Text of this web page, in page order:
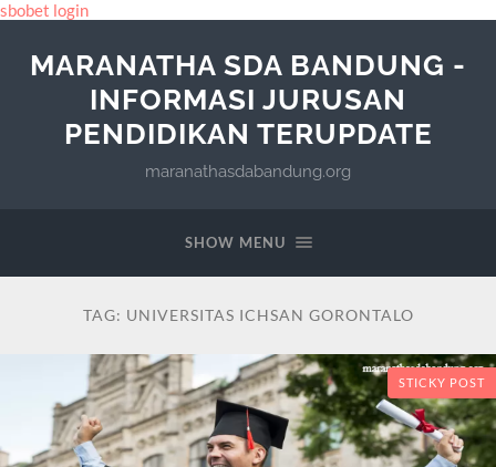
sbobet login
MARANATHA SDA BANDUNG -
INFORMASI JURUSAN
PENDIDIKAN TERUPDATE
maranathasdabandung.org
SHOW MENU
TAG: UNIVERSITAS ICHSAN GORONTALO
STICKY POST